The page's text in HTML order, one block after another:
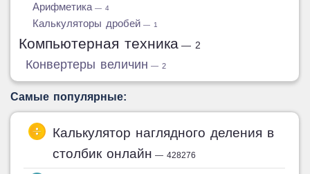
Арифметика — 4
Калькуляторы дробей — 1
Компьютерная техника — 2
Конвертеры величин — 2
Самые популярные:
Калькулятор наглядного деления в
столбик онлайн — 428276